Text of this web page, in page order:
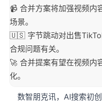
📹 合并方案将加强视频内
场景。
🇺🇸 字节跳动对出售
合规问题有关。
🚀 合并提案有望在视频内
化。
数智朋克讯，AI搜索初